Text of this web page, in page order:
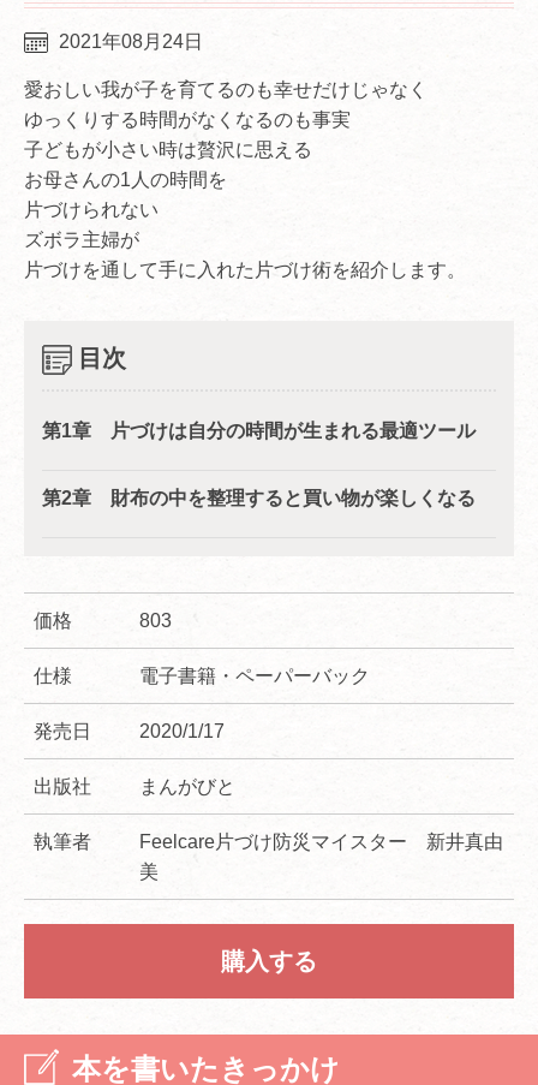
2021年08月24日
愛おしい我が子を育てるのも幸せだけじゃなく
ゆっくりする時間がなくなるのも事実
子どもが小さい時は贅沢に思える
お母さんの1人の時間を
片づけられない
ズボラ主婦が
片づけを通して手に入れた片づけ術を紹介します。
目次
第1章 片づけは自分の時間が生まれる最適ツール
第2章 財布の中を整理すると買い物が楽しくなる
価格 803
仕様 電子書籍・ペーパーバック
発売日 2020/1/17
出版社 まんがびと
執筆者
Feelcare片づけ防災マイスター 新井真由
美
購入する
本を書いたきっかけ